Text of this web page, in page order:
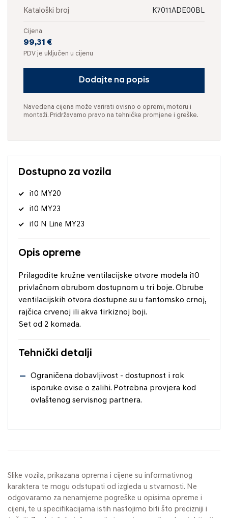
Kataloški broj K7011ADE00BL
Cijena
99,31 €
PDV je uključen u cijenu
Dodajte na popis
Navedena cijena može varirati ovisno o opremi, motoru i
montaži. Pridržavamo pravo na tehničke promjene i greške.
Dostupno za vozila
i10 MY20
i10 MY23
i10 N Line MY23
Opis opreme
Prilagodite kružne ventilacijske otvore modela i10
privlačnom obrubom dostupnom u tri boje. Obrube
ventilacijskih otvora dostupne su u fantomsko crnoj,
rajčica crvenoj ili akva tirkiznoj boji.
Set od 2 komada.
Tehnički detalji
Ograničena dobavljivost - dostupnost i rok
isporuke ovise o zalihi. Potrebna provjera kod
ovlaštenog servisnog partnera.
Slike vozila, prikazana oprema i cijene su informativnog
karaktera te mogu odstupati od izgleda u stvarnosti. Ne
odgovaramo za nenamjerne pogreške u opisima opreme i
cijeni, te u specifikacijama istih nastojimo biti što precizniji i